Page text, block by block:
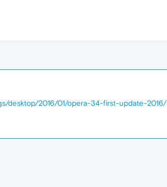
desktop/2016/01/opera-34-first-update-2016/